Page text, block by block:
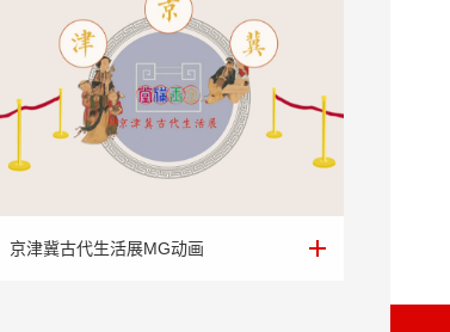
京津冀古代生活展MG动画
京津冀古代生活展MG动画